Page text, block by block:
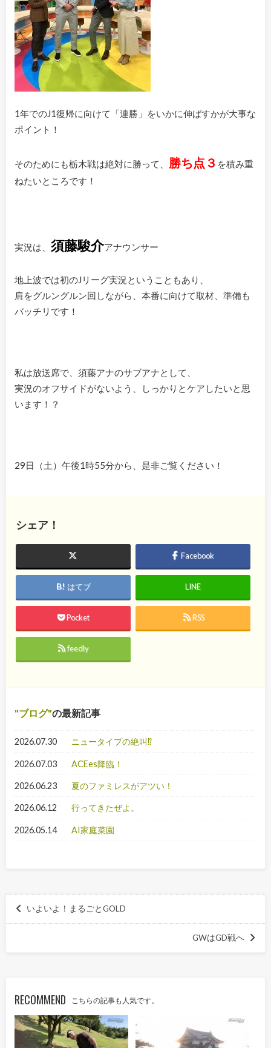
1年でのJ1復帰に向けて「連勝」をいかに伸ばすかが大事な
ポイント！
そのためにも栃木戦は絶対に勝って、 勝ち点３ を積み重
ねたいところです！
実況は、 須藤駿介アナウンサー
地上波では初のJリーグ実況ということもあり、
肩をグルングルン回しながら、本番に向けて取材、準備も
バッチリです！
私は放送席で、須藤アナのサブアナとして、
実況のオフサイドがないよう、しっかりとケアしたいと思
います！？
29日（土）午後1時55分から、是非ご覧ください！
シェア！
Facebook
はてブ LINE
Pocket RSS
feedly
ブログ の最新記事
2026.07.30 ニュータイプの絶叫⁉
2026.07.03 ACEes降臨！
2026.06.23 夏のファミレスがアツい！
2026.06.12 行ってきたぜよ。
2026.05.14 AI家庭菜園
いよいよ！まるごとGOLD
GWはGD戦へ
RECOMMEND こちらの記事も人気です。